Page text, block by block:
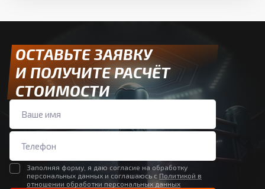
ОСТАВЬТЕ ЗАЯВКУ
И ПОЛУЧИТЕ РАСЧЁТ
СТОИМОСТИ
Заполняя форму, я даю согласие на обработку
персональных данных и соглашаюсь с Политикой в
отношении обработки персональных данных